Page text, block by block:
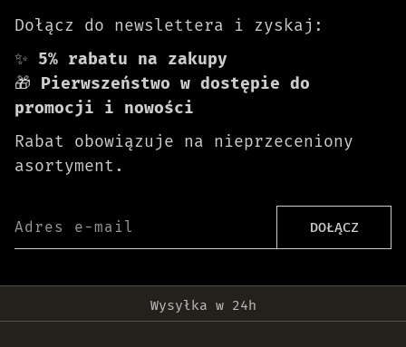
Dołącz do newslettera i zyskaj:
✨ 5% rabatu na zakupy
🎁 Pierwszeństwo w dostępie do
promocji i nowości
Rabat obowiązuje na nieprzeceniony
asortyment.
Adres e-mail DOŁĄCZ
Wysyłka w 24h